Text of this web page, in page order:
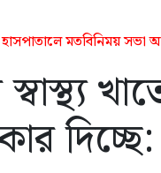
মতবিনিময় সভা